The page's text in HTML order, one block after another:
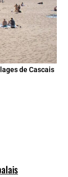
de Cascais